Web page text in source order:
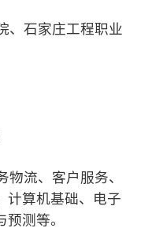
、石家庄工程职业
流、客户服务、
计算机基础、电子
测等。